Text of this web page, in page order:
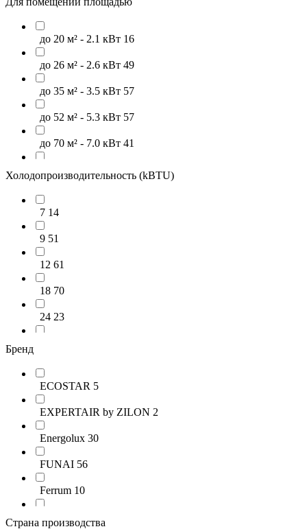
до 20 м² - 2.1 кВт 16
до 26 м² - 2.6 кВт 49
до 35 м² - 3.5 кВт 57
до 52 м² - 5.3 кВт 57
до 70 м² - 7.0 кВт 41
до 106 м² - 10.6 кВт
свыше 106 м²
Холодопроизводительность (kBTU)
7 14
9 51
12 61
18 70
24 23
36
36+
Бренд
ECOSTAR 5
EXPERTAIR by ZILON 2
Energolux 30
FUNAI 56
Ferrum 10
Страна производства